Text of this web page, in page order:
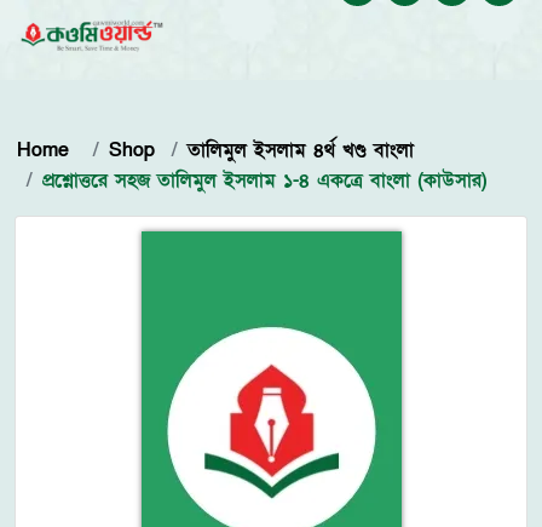
Home Shop
তালিমুল ইসলাম ৪র্থ খণ্ড বাংলা
প্রশ্নোত্তরে সহজ তালিমুল ইসলাম ১-৪ একত্রে বাংলা (কাউসার)